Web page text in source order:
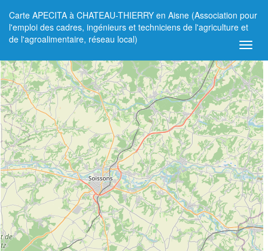
Carte APECITA à CHATEAU-THIERRY en Aisne (Association pour
l'emploi des cadres, ingénieurs et techniciens de l'agriculture et
de l'agroalimentaire, réseau local)
+
−